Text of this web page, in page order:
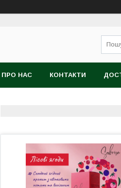
ПРО НАС КОНТАКТИ